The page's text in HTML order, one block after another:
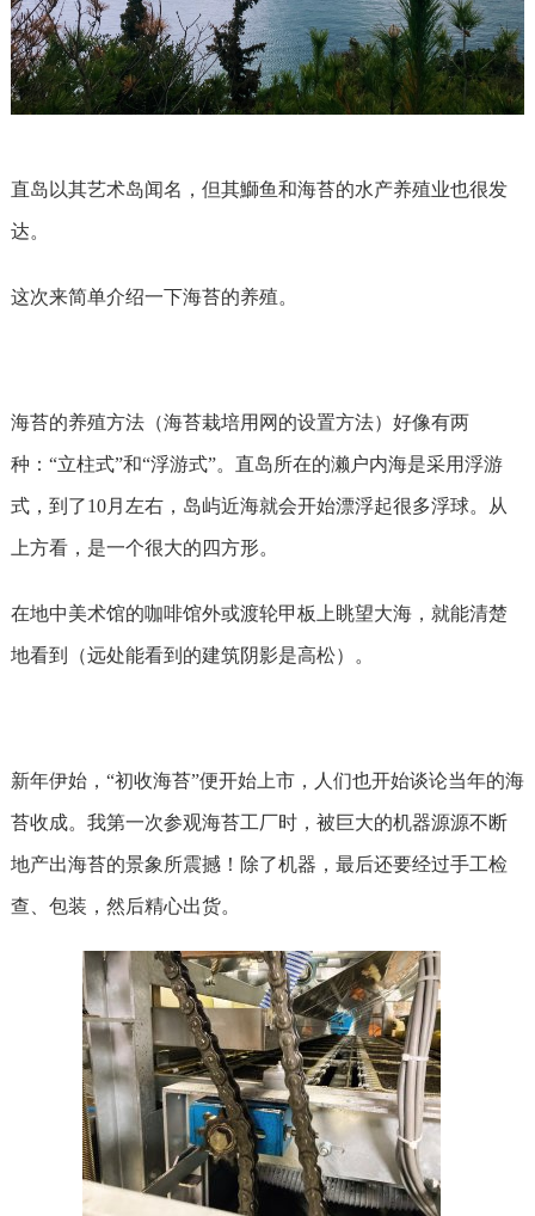
直岛以其艺术岛闻名，但其鰤鱼和海苔的水产养殖业也很发
达。
这次来简单介绍一下海苔的养殖。
海苔的养殖方法（海苔栽培用网的设置方法）好像有两
种：“立柱式”和“浮游式”。直岛所在的濑户内海是采用浮游
式，到了10月左右，岛屿近海就会开始漂浮起很多浮球。从
上方看，是一个很大的四方形。
在地中美术馆的咖啡馆外或渡轮甲板上眺望大海，就能清楚
地看到（远处能看到的建筑阴影是高松）。
新年伊始，“初收海苔”便开始上市，人们也开始谈论当年的海
苔收成。我第一次参观海苔工厂时，被巨大的机器源源不断
地产出海苔的景象所震撼！除了机器，最后还要经过手工检
查、包装，然后精心出货。